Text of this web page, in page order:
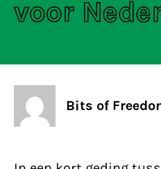
voor
Bits of